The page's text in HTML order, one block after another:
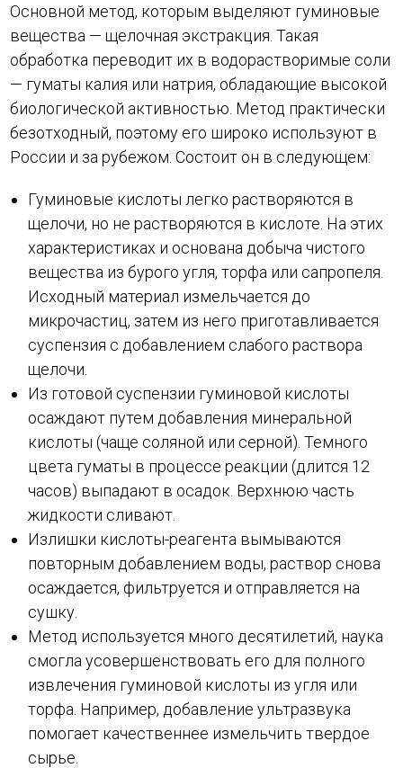
Основной метод, которым выделяют гуминовые
вещества — щелочная экстракция. Такая
обработка переводит их в водорастворимые соли
— гуматы калия или натрия, обладающие высокой
биологической активностью. Метод практически
безотходный, поэтому его широко используют в
России и за рубежом. Состоит он в следующем:
Гуминовые кислоты легко растворяются в
щелочи, но не растворяются в кислоте. На этих
характеристиках и основана добыча чистого
вещества из бурого угля, торфа или сапропеля.
Исходный материал измельчается до
микрочастиц, затем из него приготавливается
суспензия с добавлением слабого раствора
щелочи.
Из готовой суспензии гуминовой кислоты
осаждают путем добавления минеральной
кислоты (чаще соляной или серной). Темного
цвета гуматы в процессе реакции (длится 12
часов) выпадают в осадок. Верхнюю часть
жидкости сливают.
Излишки кислоты-реагента вымываются
повторным добавлением воды, раствор снова
осаждается, фильтруется и отправляется на
сушку.
Метод используется много десятилетий, наука
смогла усовершенствовать его для полного
извлечения гуминовой кислоты из угля или
торфа. Например, добавление ультразвука
помогает качественнее измельчить твердое
сырье.